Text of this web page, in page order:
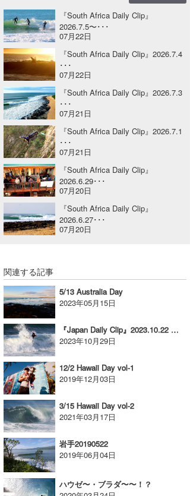
『South Africa Daily Clip』
2026.7.5〜･･･
07月22日
『South Africa Daily Clip』2026.7.4
･･･
07月22日
『South Africa Daily Clip』2026.7.3
･･･
07月21日
『South Africa Daily Clip』2026.7.1
･･･
07月21日
『South Africa Daily Clip』
2026.6.29･･･
07月20日
『South Africa Daily Clip』
2026.6.27･･･
07月20日
関連する記事
5/13 Australia Day
2023年05月15日
『Japan Daily Clip』2023.10.22 @ Nihonkai / vol.1
2023年10月29日
12/2 Hawaii Day vol-1
2019年12月03日
3/15 Hawaii Day vol-2
2021年03月17日
岩手20190522
2019年06月04日
ハウゼ〜・ブラダ〜〜！？
Yasunari Inoue
Yoshiyuki Obata
arukasvision
DELTA FORCE SURF
CBA Films
熊谷素子
Colors MAGAZINE
WAVAL
福島寿実子
中浦“JET”章
嵯峨明日香
進士剛光
田原啓江
植村未来
NOBUFUKU
大野”MAR”修聖
喜納海人
波伝説スタッフ
☆加藤
+☆maki☆+
Aichan
chan-U
ECE
G◎Da
H
KID
KOBU
MIN
mitz
OYZ
S.K
Soulman
VAGY
waka☆=
YUKI☆
たっちー
波伝説